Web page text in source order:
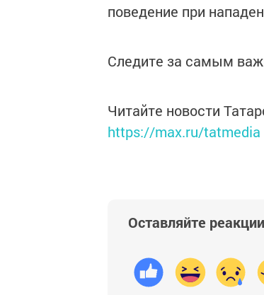
поведение при
Следите за самым
Читайте новости
https://max.ru/tatmedia
Оставляйте реакции